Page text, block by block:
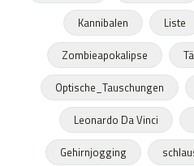
Kannibalen
Liste
Zombieapokalipse
Optische_Tauschungen
Leonardo Da Vinci
Gehirnjogging